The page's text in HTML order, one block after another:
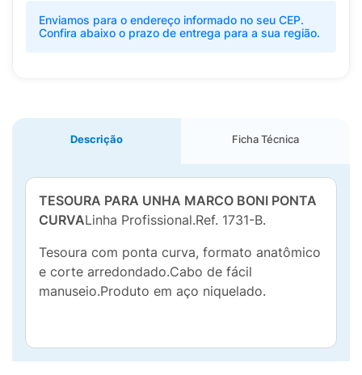
Enviamos para o endereço informado no seu CEP.
Confira abaixo o prazo de entrega para a sua região.
Descrição Ficha Técnica
TESOURA PARA UNHA MARCO BONI PONTA
CURVALinha Profissional.Ref. 1731-B.
Tesoura com ponta curva, formato anatômico
e corte arredondado.Cabo de fácil
manuseio.Produto em aço niquelado.